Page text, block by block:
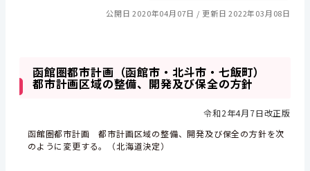
公開日 2020年04月07日 更新日 2022年03月08日
函館圏都市計画（函館市・北斗市・七飯町）
都市計画区域の整備、開発及び保全の方針
令和2年4月7日改正版
函館圏都市計画 都市計画区域の整備、開発及び保全の方針を次
のように変更する。（北海道決定）